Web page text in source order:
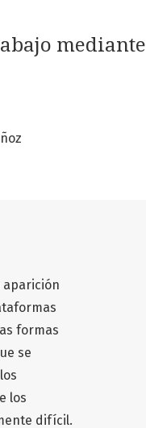
aparición
formas
se
los
difícil.